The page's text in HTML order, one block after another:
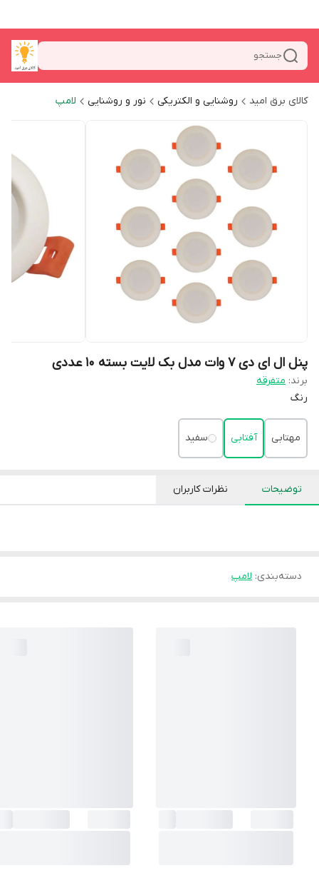
جستجو
کالای برق امید روشنایی و الکتریکی نور و روشنایی لامپ
پنل ال ای دی 7 وات مدل بک لایت بسته 10 عددی
برند: متفرقه
رنگ
مهتابی آفتابی سفید
توضیحات نظرات کاربران
دسته‌بندی: لامپ